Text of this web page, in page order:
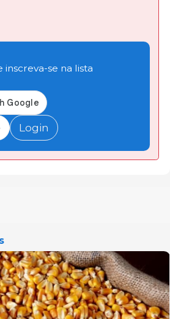
inscreva-se na lista
Login